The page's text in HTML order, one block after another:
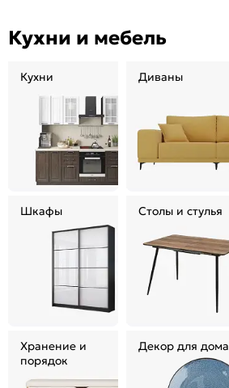
Кухни и мебель
Кухни Диваны
Шкафы Столы и стулья
Хранение и
порядок
Декор для дома